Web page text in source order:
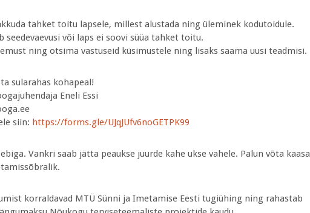
tahket toitu lapsele, millest alustada ning üleminek kodutoidule.
või laps ei soovi süüa tahket toitu.
ning otsima vastuseid küsimustele ning lisaks saama uusi teadmisi.
sularahas kohapeal!
Eneli Essi
siin: https://forms.gle/UJqJUfv6noGETPK99
Vankri saab jätta peaukse juurde kahe ukse vahele. Palun võta kaasa
korraldavad MTÜ Sünni ja Imetamise Eesti tugiühing ning rahastab